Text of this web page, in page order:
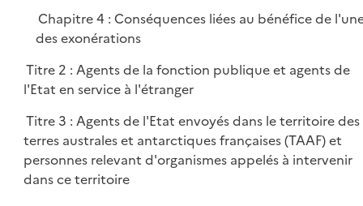
l
i
e
r
Chapitre 4 : Conséquences liées au bénéfice de
des exonérations
Titre 2 : Agents de la fonction publique et agents de
l'Etat en service à l'étranger
Titre 3 : Agents de l'Etat envoyés dans le territoire des
terres australes et antarctiques françaises (TAAF) et
personnes relevant d'organismes appelés à intervenir
dans ce territoire